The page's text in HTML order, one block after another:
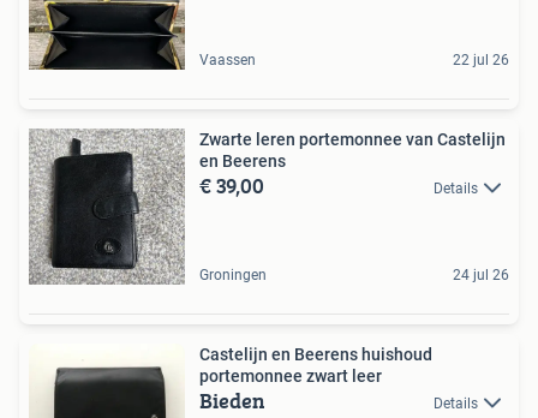
Vaassen 22 jul 26
Zwarte leren portemonnee van Castelijn
en Beerens
€ 39,00 Details
Groningen 24 jul 26
Castelijn en Beerens huishoud
portemonnee zwart leer
Bieden Details